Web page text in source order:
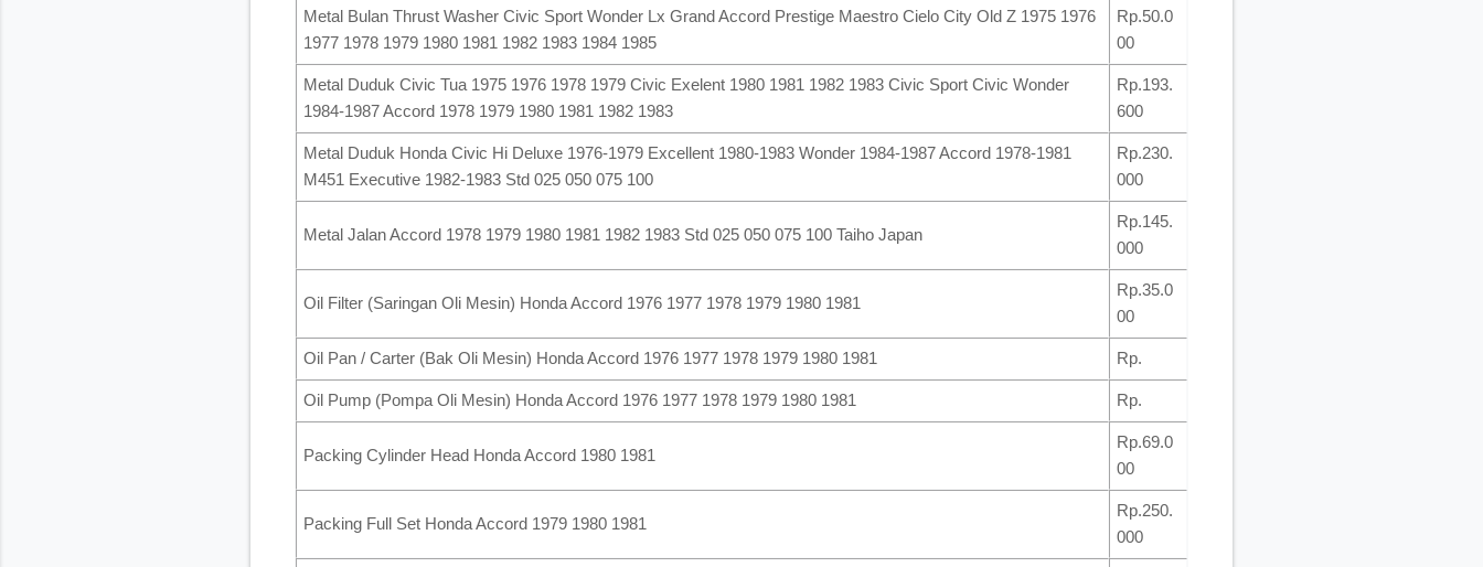
Metal Bulan Thrust Washer Civic Sport Wonder Lx Grand Accord Prestige Maestro Cielo City Old Z 1975 1976
1977 1978 1979 1980 1981 1982 1983 1984 1985
Rp.50.0
00
Metal Duduk Civic Tua 1975 1976 1978 1979 Civic Exelent 1980 1981 1982 1983 Civic Sport Civic Wonder
1984-1987 Accord 1978 1979 1980 1981 1982 1983
Rp.193.
600
Metal Duduk Honda Civic Hi Deluxe 1976-1979 Excellent 1980-1983 Wonder 1984-1987 Accord 1978-1981
M451 Executive 1982-1983 Std 025 050 075 100
Rp.230.
000
Metal Jalan Accord 1978 1979 1980 1981 1982 1983 Std 025 050 075 100 Taiho Japan
Rp.145.
000
Oil Filter (Saringan Oli Mesin) Honda Accord 1976 1977 1978 1979 1980 1981
Rp.35.0
00
Oil Pan / Carter (Bak Oli Mesin) Honda Accord 1976 1977 1978 1979 1980 1981 Rp.
Oil Pump (Pompa Oli Mesin) Honda Accord 1976 1977 1978 1979 1980 1981 Rp.
Packing Cylinder Head Honda Accord 1980 1981
Rp.69.0
00
Packing Full Set Honda Accord 1979 1980 1981
Rp.250.
000